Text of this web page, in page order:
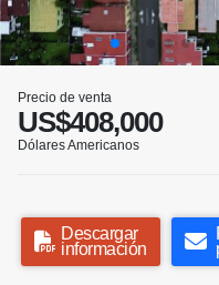
Precio de venta
US$408,000
Dólares Americanos
Descargar
información